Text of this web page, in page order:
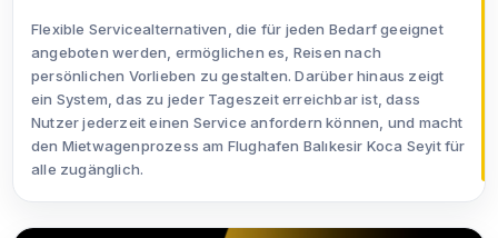
Flexible Servicealternativen, die für jeden Bedarf geeignet
angeboten werden, ermöglichen es, Reisen nach
persönlichen Vorlieben zu gestalten. Darüber hinaus zeigt
ein System, das zu jeder Tageszeit erreichbar ist, dass
Nutzer jederzeit einen Service anfordern können, und macht
den Mietwagenprozess am Flughafen Balıkesir Koca Seyit für
alle zugänglich.